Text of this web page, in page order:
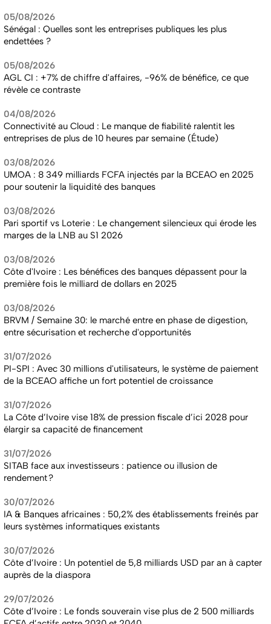
05/08/2026
Sénégal : Quelles sont les entreprises publiques les plus
endettées ?
05/08/2026
AGL CI : +7% de chiffre d'affaires, -96% de bénéfice, ce que
révèle ce contraste
04/08/2026
Connectivité au Cloud : Le manque de fiabilité ralentit les
entreprises de plus de 10 heures par semaine (Étude)
03/08/2026
UMOA : 8 349 milliards FCFA injectés par la BCEAO en 2025
pour soutenir la liquidité des banques
03/08/2026
Pari sportif vs Loterie : Le changement silencieux qui érode les
marges de la LNB au S1 2026
03/08/2026
Côte d'Ivoire : Les bénéfices des banques dépassent pour la
première fois le milliard de dollars en 2025
03/08/2026
BRVM / Semaine 30: le marché entre en phase de digestion,
entre sécurisation et recherche d'opportunités
31/07/2026
PI-SPI : Avec 30 millions d'utilisateurs, le système de paiement
de la BCEAO affiche un fort potentiel de croissance
31/07/2026
La Côte d’Ivoire vise 18% de pression fiscale d’ici 2028 pour
élargir sa capacité de financement
31/07/2026
SITAB face aux investisseurs : patience ou illusion de
rendement ?
30/07/2026
IA & Banques africaines : 50,2% des établissements freinés par
leurs systèmes informatiques existants
30/07/2026
Côte d’Ivoire : Un potentiel de 5,8 milliards USD par an à capter
auprès de la diaspora
29/07/2026
Côte d’Ivoire : Le fonds souverain vise plus de 2 500 milliards